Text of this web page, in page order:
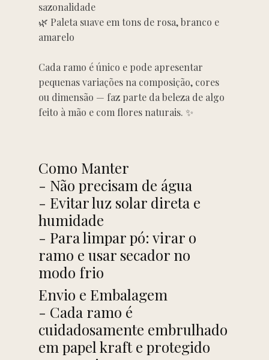
sazonalidade
🌿 Paleta suave em tons de rosa, branco e
amarelo
Cada ramo é único e pode apresentar
pequenas variações na composição, cores
ou dimensão — faz parte da beleza de algo
feito à mão e com flores naturais. ✨
Como Manter
- Não precisam de água
- Evitar luz solar direta e
humidade
- Para limpar pó: virar o
ramo e usar secador no
modo frio
Envio e Embalagem
- Cada ramo é
cuidadosamente embrulhado
em papel kraft e protegido